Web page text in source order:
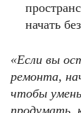
начать
«Если вы
ремонта,
чтобы
продумать,